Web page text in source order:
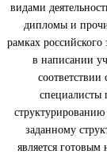
видами
дипломы и
рамках
в написании
специалисты
заданному
является